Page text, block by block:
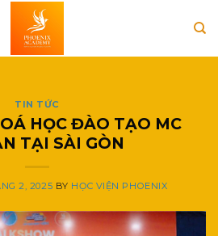
TIN TỨC
HỌC ĐÀO TẠO MC
TẠI SÀI GÒN
2, 2025 BY HỌC VIỆN PHOENIX